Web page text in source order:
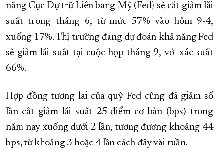
năng Cục Dự trữ Liên bang Mỹ (Fed) sẽ cắt giảm lãi
suất trong tháng 6, từ mức 57% vào hôm 9-4,
xuống 17%. Thị trường đang dự đoán khả năng Fed
sẽ giảm lãi suất tại cuộc họp tháng 9, với xác suất
66%.
Hợp đồng tương lai của quỹ Fed cũng đã giảm số
lần cắt giảm lãi suất 25 điểm cơ bản (bps) trong
năm nay xuống dưới 2 lần, tương đương khoảng 44
bps, từ khoảng 3 hoặc 4 lần cách đây vài tuần.